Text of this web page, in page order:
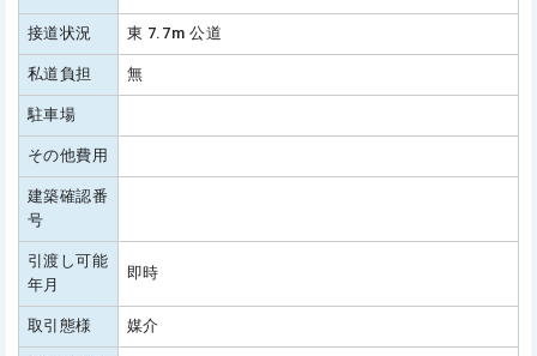
接道状況 東 7.7m 公道
私道負担 無
駐車場
その他費用
建築確認番
号
引渡し可能
年月
即時
取引態様 媒介